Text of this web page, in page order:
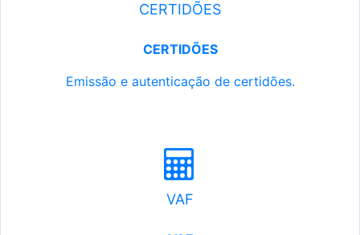
CERTIDÕES
CERTIDÕES
Emissão e autenticação de certidões.
VAF